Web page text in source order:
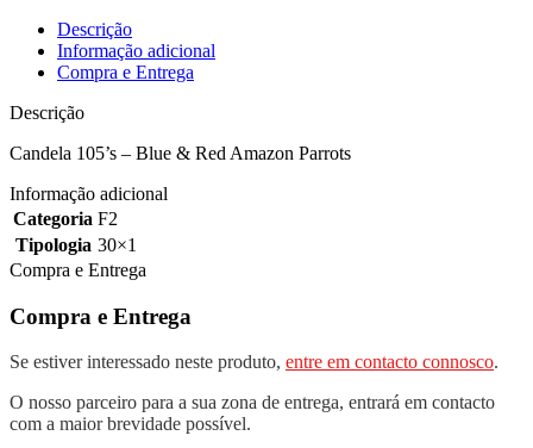
BLUE
&
RED
AMAZON
PARROTS
Descrição
Informação adicional
Compra e Entrega
Descrição
Candela 105’s – Blue & Red Amazon Parrots
Informação adicional
Categoria F2
Tipologia 30×1
Compra e Entrega
Compra e Entrega
Se estiver interessado neste produto, entre em contacto connosco.
O nosso parceiro para a sua zona de entrega, entrará em contacto
com a maior brevidade possível.